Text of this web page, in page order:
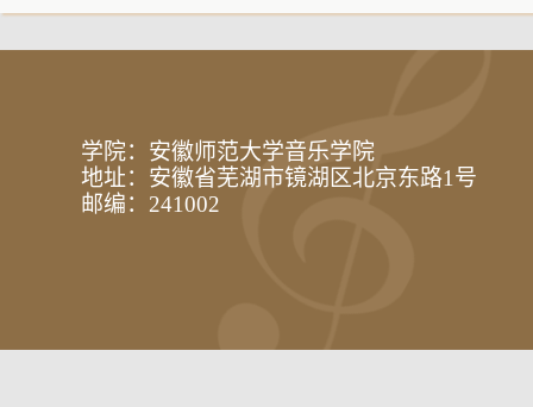
学院：安徽师范大学音乐学院
地址：安徽省芜湖市镜湖区北京东路1号
邮编：241002